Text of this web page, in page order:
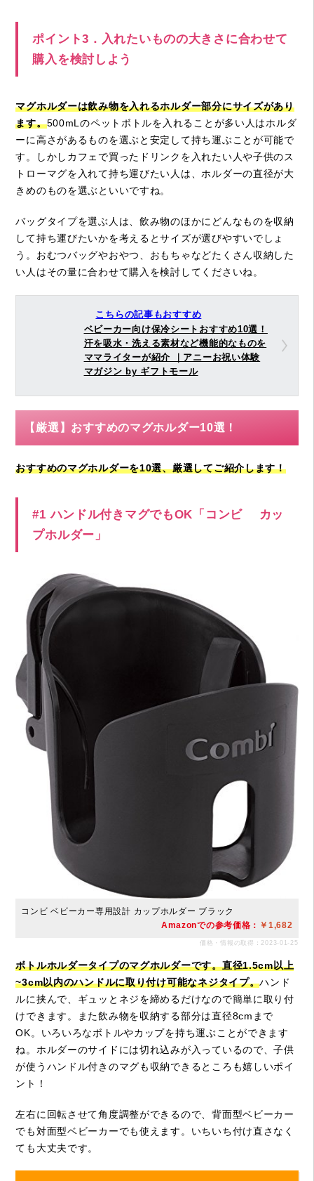
ポイント3．入れたいものの大きさに合わせて
購入を検討しよう
マグホルダーは飲み物を入れるホルダー部分にサイズがあり
ます。500mLのペットボトルを入れることが多い人はホルダ
ーに高さがあるものを選ぶと安定して持ち運ぶことが可能で
す。しかしカフェで買ったドリンクを入れたい人や子供のス
トローマグを入れて持ち運びたい人は、ホルダーの直径が大
きめのものを選ぶといいですね。
バッグタイプを選ぶ人は、飲み物のほかにどんなものを収納
して持ち運びたいかを考えるとサイズが選びやすいでしょ
う。おむつバッグやおやつ、おもちゃなどたくさん収納した
い人はその量に合わせて購入を検討してくださいね。
こちらの記事もおすすめ
ベビーカー向け保冷シートおすすめ10選！
汗を吸水・洗える素材など機能的なものを
ママライターが紹介 ｜アニーお祝い体験
マガジン by ギフトモール
【厳選】おすすめのマグホルダー10選！
おすすめのマグホルダーを10選、厳選してご紹介します！
#1 ハンドル付きマグでもOK「コンビ カッ
プホルダー」
コンビ ベビーカー専用設計 カップホルダー ブラック
Amazonでの参考価格： ￥1,682
価格・情報の取得：2023-01-25
ボトルホルダータイプのマグホルダーです。直径1.5cm以上
~3cm以内のハンドルに取り付け可能なネジタイプ。ハンド
ルに挟んで、ギュッとネジを締めるだけなので簡単に取り付
けできます。また飲み物を収納する部分は直径8cmまで
OK。いろいろなボトルやカップを持ち運ぶことができます
ね。ホルダーのサイドには切れ込みが入っているので、子供
が使うハンドル付きのマグも収納できるところも嬉しいポイ
ント！
左右に回転させて角度調整ができるので、背面型ベビーカー
でも対面型ベビーカーでも使えます。いちいち付け直さなく
ても大丈夫です。